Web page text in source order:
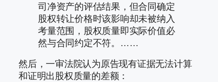
司净资产的评估结果，但合同确定
股权转让价格时该影响却未被纳入
考量范围，股权质量即实际价值必
然与合同约定不符。……
然后，一审法院认为原告现有证据无法计算
和证明出股权质量的差额：